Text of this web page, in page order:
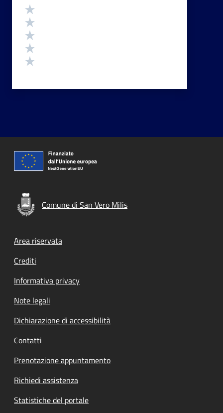
Valutazione
Comune di San Vero Milis
Footer menu
Area riservata
Crediti
Informativa privacy
Note legali
Dichiarazione di accessibilità
Contatti
Prenotazione appuntamento
Richiedi assistenza
Statistiche del portale